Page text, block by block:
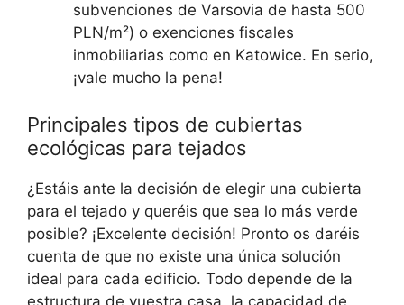
subvenciones de Varsovia de hasta 500
PLN/m²) o exenciones fiscales
inmobiliarias como en Katowice. En serio,
¡vale mucho la pena!
Principales tipos de cubiertas
ecológicas para tejados
¿Estáis ante la decisión de elegir una cubierta
para el tejado y queréis que sea lo más verde
posible? ¡Excelente decisión! Pronto os daréis
cuenta de que no existe una única solución
ideal para cada edificio. Todo depende de la
estructura de vuestra casa, la capacidad de